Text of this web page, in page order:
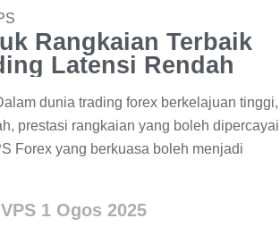
Rangkaian Terbaik
Latensi Rendah
dunia trading forex berkelajuan tinggi,
prestasi rangkaian yang boleh dipercayai
Forex yang berkuasa boleh menjadi
1 Ogos 2025